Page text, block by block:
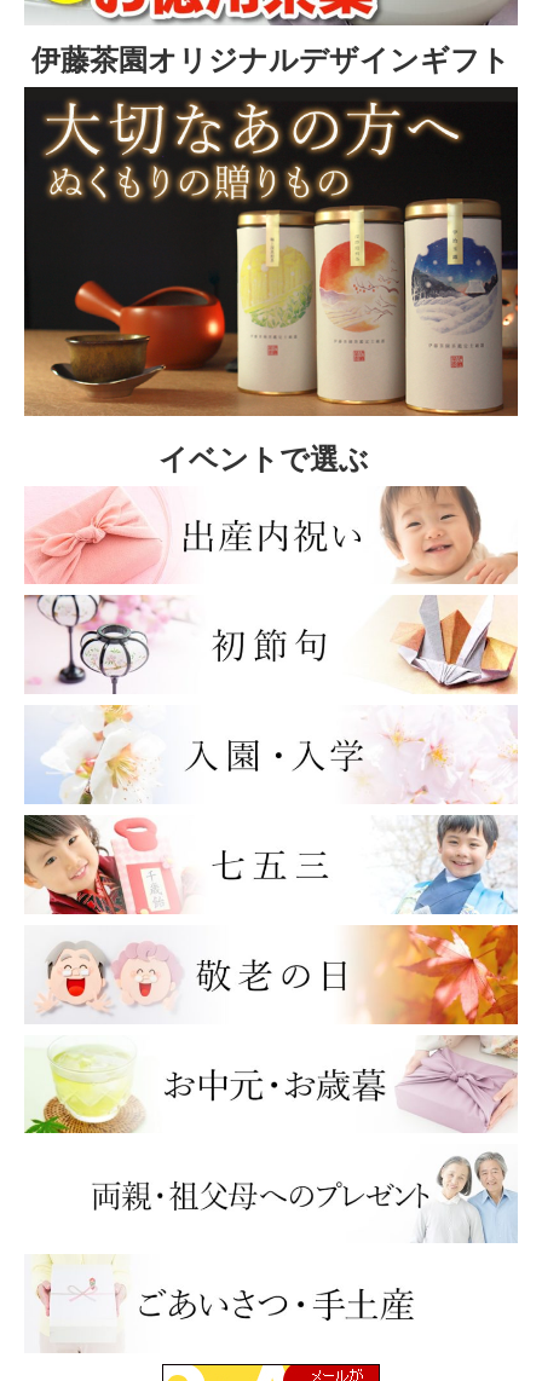
伊藤茶園オリジナルデザインギフト
イベントで選ぶ